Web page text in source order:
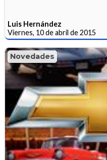
Luis Hernández
Viernes, 10 de abril de 2015
Novedades